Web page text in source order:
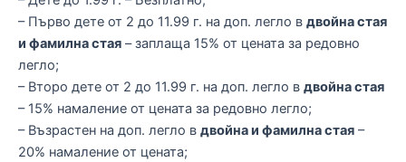
– Първо дете от 2 до 11.99 г. на доп. легло в двойна стая
и фамилна стая – заплаща 15% от цената за редовно
легло;
– Второ дете от 2 до 11.99 г. на доп. легло в двойна стая
– 15% намаление от цената за редовно легло;
– Възрастен на доп. легло в двойна и фамилна стая –
20% намаление от цената;